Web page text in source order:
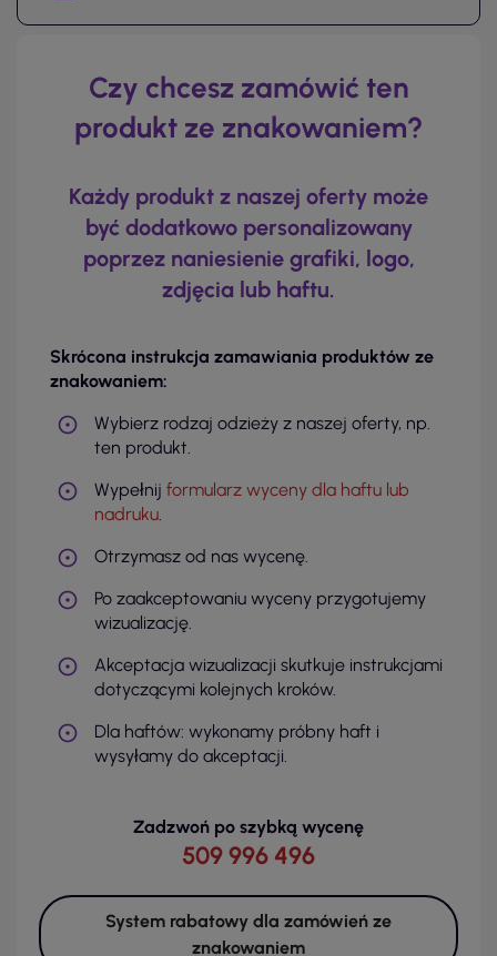
Czy chcesz zamówić ten
produkt ze znakowaniem?
Każdy produkt z naszej oferty może
być dodatkowo personalizowany
poprzez naniesienie grafiki, logo,
zdjęcia lub haftu.
Skrócona instrukcja zamawiania produktów ze
znakowaniem:
Wybierz rodzaj odzieży z naszej oferty, np.
ten produkt.
Wypełnij formularz wyceny dla haftu lub
nadruku.
Otrzymasz od nas wycenę.
Po zaakceptowaniu wyceny przygotujemy
wizualizację.
Akceptacja wizualizacji skutkuje instrukcjami
dotyczącymi kolejnych kroków.
Dla haftów: wykonamy próbny haft i
wysyłamy do akceptacji.
Zadzwoń po szybką wycenę
509 996 496
System rabatowy dla zamówień ze
znakowaniem